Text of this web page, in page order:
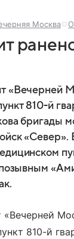
Москва
«Вечерней
810-й
бригады
«Вечерней
810-й